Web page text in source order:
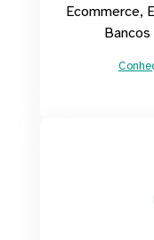
Ecommerce,